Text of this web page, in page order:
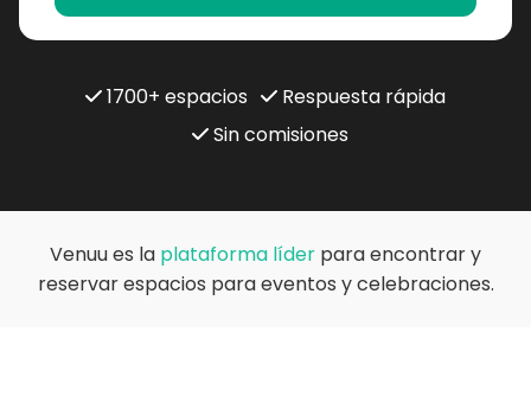
1700+ espacios
Respuesta rápida
Sin comisiones
Venuu es la plataforma líder para encontrar y
reservar espacios para eventos y celebraciones.